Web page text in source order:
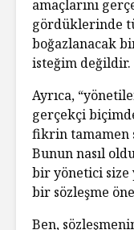
amaçlarını
gördüklerinde
boğazlanacak
isteğim değildir.
Ayrıca,
gerçekçi
fikrin tamamen
Bunun nasıl
bir yönetici size
bir sözleşme
Ben,